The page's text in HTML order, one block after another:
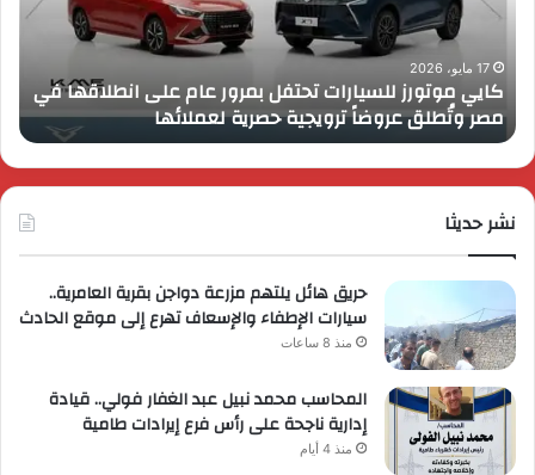
عام
انطلاقها
في
مصر
وتُطلق
عروضاً
ترويجية
حصرية
17 مايو، 2026
كايي موتورز للسيارات تحتفل بمرور عام على انطلاقها في
مصر وتُطلق عروضاً ترويجية حصرية لعملائها
نشر حديثا
حريق هائل يلتهم مزرعة دواجن بقرية العامرية..
سيارات الإطفاء والإسعاف تهرع إلى موقع الحادث
منذ 8 ساعات
المحاسب محمد نبيل عبد الغفار فولي.. قيادة
إدارية ناجحة على رأس فرع إيرادات طامية
منذ 4 أيام